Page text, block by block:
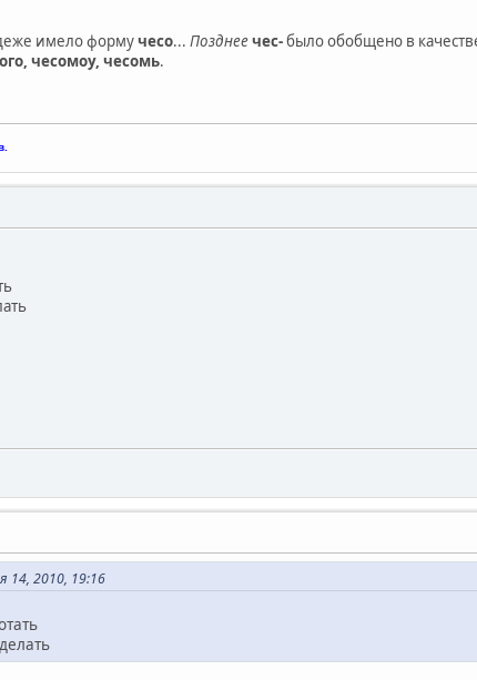
имело формучесо... Позднеечес-было обобщено в
чесомоу, чесомь.
14, 2010, 19:16